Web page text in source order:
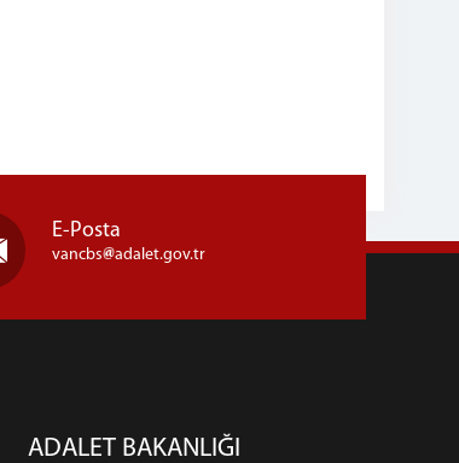
E-Posta
vancbs adalet.gov.tr
ADALET BAKANLIĞI